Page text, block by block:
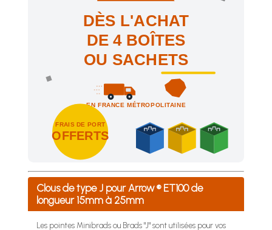
DÈS L'ACHAT
DE 4 BOÎTES
OU SACHETS
EN FRANCE MÉTROPOLITAINE
FRAIS DE PORT
OFFERTS
Achetez 4 sachets ou boîtes d'agrafes ou de pointes et
Clous de type J pour Arrow ® ET100 de
longueur 15mm à 25mm
Les pointes Minibrads ou Brads "J" sont utilisées pour vos